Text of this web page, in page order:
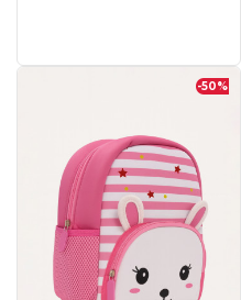
-50%